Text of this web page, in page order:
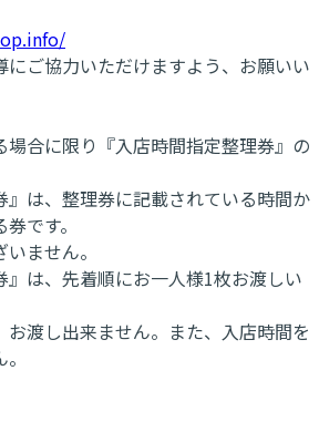
にご協力いただけますよう、お願いい
合に限り『入店時間指定整理券』の
』は、整理券に記載されている時間か
です。
ません。
』は、先着順にお一人様1枚お渡しい
お渡し出来ません。また、入店時間を